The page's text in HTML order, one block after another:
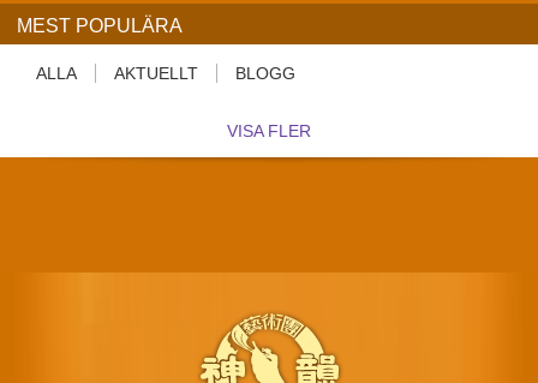
MEST POPULÄRA
ALLA AKTUELLT BLOGG
VISA FLER